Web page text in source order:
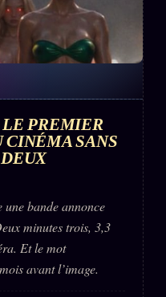
LE PREMIER
SANS
bande annonce
minutes trois, 3,3
Et le mot
avant l’image.